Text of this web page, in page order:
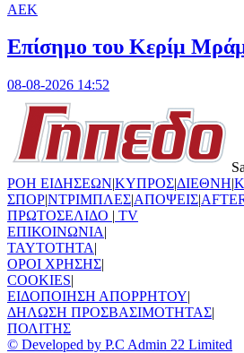
ΑΕΚ
Επίσημο του Κερίμ
08-08-2026 14:52
ΡΟΗ ΕΙΔΗΣΕΩΝ|ΚΥΠΡΟΣ|ΔΙΕΘΝΗ|
ΣΠΟΡ|ΝΤΡΙΜΠΛΕΣ|ΑΠΟΨΕΙΣ|
ΠΡΩΤΟΣΕΛΙΔΟ | TV
ΕΠΙΚΟΙΝΩΝΙΑ|
TAYTOTHTA|
ΟΡΟΙ ΧΡΗΣΗΣ|
COOKIES|
ΕΙΔΟΠΟΙΗΣΗ ΑΠΟΡΡΗΤΟΥ|
ΔΗΛΩΣΗ ΠΡΟΣΒΑΣΙΜΟΤΗΤΑΣ|
ΠΟΛΙΤΗΣ
© Developed by P.C Admin 22 Limited